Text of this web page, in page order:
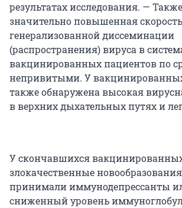
результатах исследования. —
значительно повышенная скорость
генерализованной диссеминации
(распространения) вируса в
вакцинированных пациентов по
непривитыми. У
также обнаружена высокая
в верхних дыхательных путях и
У скончавшихся
злокачественные
принимали иммунодепрессанты
сниженный уровень